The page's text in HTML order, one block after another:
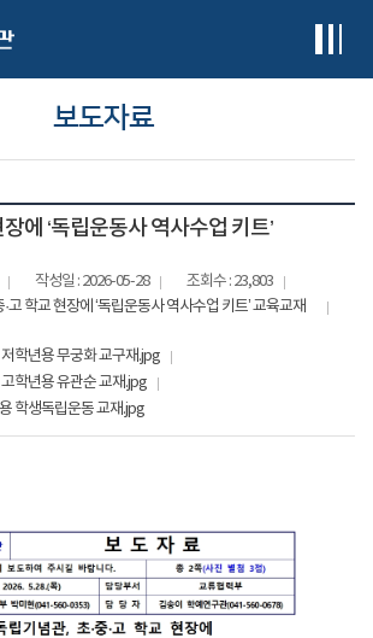
보도자료
장에 ‘독립운동사 역사수업 키트’
작성일 : 2026-05-28
조회수 : 23,803
고 학교 현장에 ‘독립운동사 역사수업 키트’ 교육교재
학년용 무궁화 교구재.jpg
학년용 유관순 교재.jpg
학생독립운동 교재.jpg